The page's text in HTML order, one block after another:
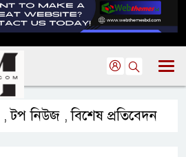
,টপ নিউজ ,বিশেষ প্রতিবেদন